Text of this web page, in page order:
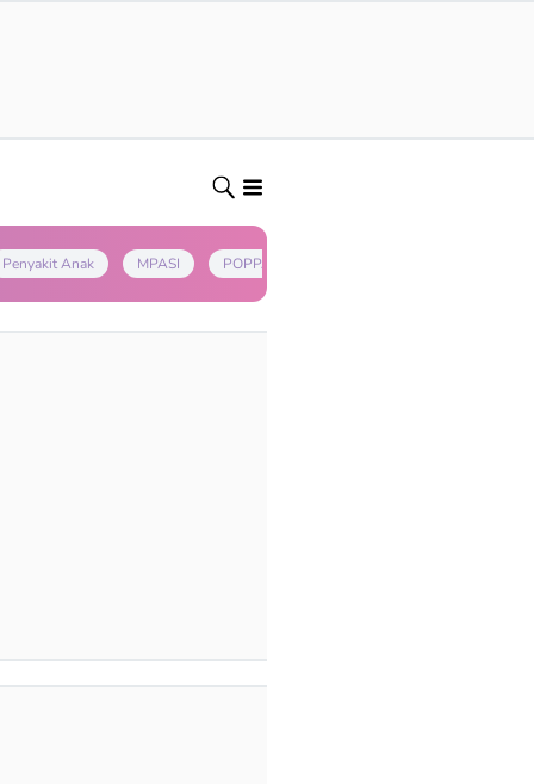
Penyakit Anak MPASI POPPAPA